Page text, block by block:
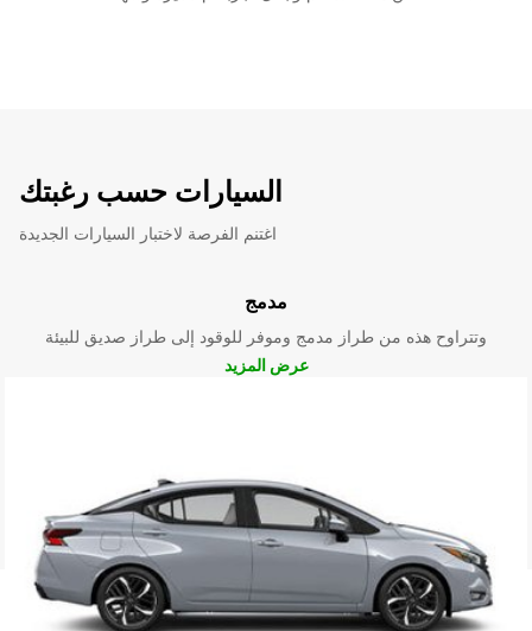
السيارات حسب رغبتك
اغتنم الفرصة لاختبار السيارات الجديدة
مدمج
وتتراوح هذه من طراز مدمج وموفر للوقود إلى طراز صديق للبيئة
عرض المزيد